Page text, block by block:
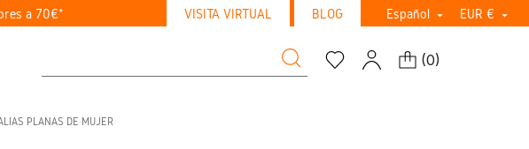
a 70€* VISITA VIRTUAL BLOG Español  EUR € 
(0)
PLANAS DE MUJER